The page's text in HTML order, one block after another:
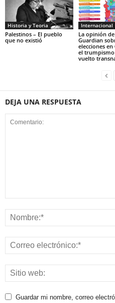
Historia y Teoria
Palestinos – El pueblo
que no existió
Internacional
La opinión
Guardian
elecciones
el trumpismo
vuelto
DEJA UNA RESPUESTA
Guardar mi nombre, correo